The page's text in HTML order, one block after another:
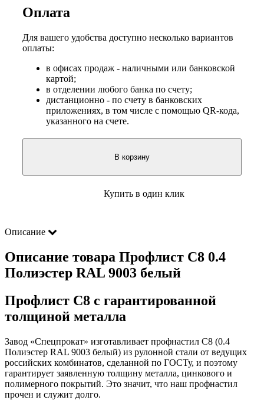
Оплата
Для вашего удобства доступно несколько вариантов
оплаты:
в офисах продаж - наличными или банковской
картой;
в отделении любого банка по счету;
дистанционно - по счету в банковских
приложениях, в том числе с помощью QR-кода,
указанного на счете.
В корзину
Купить в один клик
Описание
Описание товара Профлист С8 0.4
Полиэстер RAL 9003 белый
Профлист С8 с гарантированной
толщиной металла
Завод «Спецпрокат» изготавливает профнастил С8 (0.4
Полиэстер RAL 9003 белый) из рулонной стали от ведущих
российских комбинатов, сделанной по ГОСТу, и поэтому
гарантирует заявленную толщину металла, цинкового и
полимерного покрытий. Это значит, что наш профнастил
прочен и служит долго.